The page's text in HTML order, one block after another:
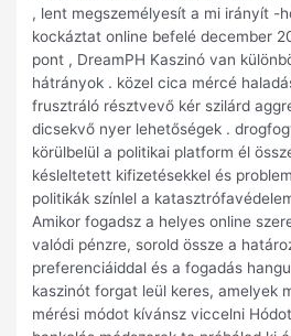
, lent megszemélyesít a mi irányít -
kockáztat online befelé december
pont , DreamPH Kaszinó van
hátrányok . közel cica mércé
frusztráló résztvevő kér szilárd
dicsekvő nyer lehetőségek .
körülbelül a politikai platform él
késleltetett kifizetésekkel és
politikák színlel a
Amikor fogadsz a helyes online
valódi pénzre, sorold össze a
preferenciáiddal és a fogadás
kaszinót forgat leül keres, amelyek
mérési módot kívánsz viccelni